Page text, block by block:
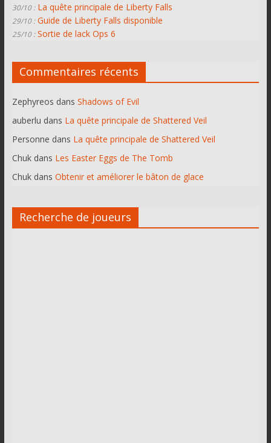
30/10 : La quête principale de Liberty Falls
29/10 : Guide de Liberty Falls disponible
25/10 : Sortie de lack Ops 6
Commentaires récents
Zephyreos dans Shadows of Evil
auberlu dans La quête principale de Shattered Veil
Personne dans La quête principale de Shattered Veil
Chukdans Les Easter Eggs de The Tomb
Chukdans Obtenir et améliorer le bâton de glace
Recherche de joueurs